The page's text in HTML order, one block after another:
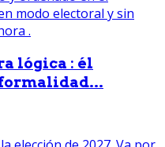
lógica : él